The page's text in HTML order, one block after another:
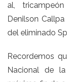
al,
Denilson
del eliminado
Recordemos
Nacional de